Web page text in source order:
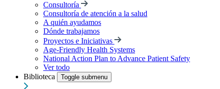
Consultoría
Consultoría de atención a la salud
A quién ayudamos
Dónde trabajamos
Proyectos e Iniciativas
Age-Friendly Health Systems
National Action Plan to Advance Patient Safety
Ver todo
Biblioteca
Toggle submenu